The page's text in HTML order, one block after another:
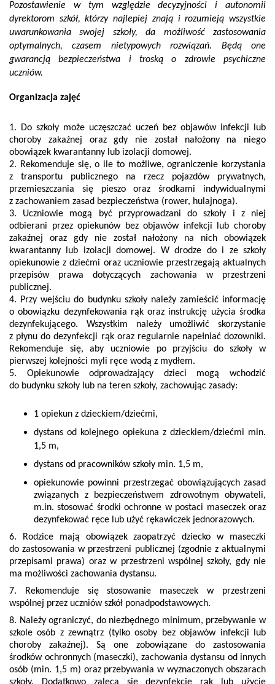
Pozostawienie w tym względzie decyzyjności i autonomii
dyrektorom szkół, którzy najlepiej znają i rozumieją wszystkie
uwarunkowania swojej szkoły, da możliwość zastosowania
optymalnych, czasem nietypowych rozwiązań. Będą one
gwarancją bezpieczeństwa i troską o zdrowie psychiczne
uczniów.
Organizacja zajęć
1. Do szkoły może uczęszczać uczeń bez objawów infekcji lub
choroby zakaźnej oraz gdy nie został nałożony na niego
obowiązek kwarantanny lub izolacji domowej.
2. Rekomenduje się, o ile to możliwe, ograniczenie korzystania
z transportu publicznego na rzecz pojazdów prywatnych,
przemieszczania się pieszo oraz środkami indywidualnymi
z zachowaniem zasad bezpieczeństwa (rower, hulajnoga).
3. Uczniowie mogą być przyprowadzani do szkoły i z niej
odbierani przez opiekunów bez objawów infekcji lub choroby
zakaźnej oraz gdy nie został nałożony na nich obowiązek
kwarantanny lub izolacji domowej. W drodze do i ze szkoły
opiekunowie z dziećmi oraz uczniowie przestrzegają aktualnych
przepisów prawa dotyczących zachowania w przestrzeni
publicznej.
4. Przy wejściu do budynku szkoły należy zamieścić informację
o obowiązku dezynfekowania rąk oraz instrukcję użycia środka
dezynfekującego. Wszystkim należy umożliwić skorzystanie
z płynu do dezynfekcji rąk oraz regularnie napełniać dozowniki.
Rekomenduje się, aby uczniowie po przyjściu do szkoły w
pierwszej kolejności myli ręce wodą z mydłem.
5. Opiekunowie odprowadzający dzieci mogą wchodzić
do budynku szkoły lub na teren szkoły, zachowując zasady:
1 opiekun z dzieckiem/dziećmi,
dystans od kolejnego opiekuna z dzieckiem/dziećmi min.
1,5 m,
dystans od pracowników szkoły min. 1,5 m,
opiekunowie powinni przestrzegać obowiązujących zasad
związanych z bezpieczeństwem zdrowotnym obywateli,
m.in. stosować środki ochronne w postaci maseczek oraz
dezynfekować ręce lub użyć rękawiczek jednorazowych.
6. Rodzice mają obowiązek zaopatrzyć dziecko w maseczki
do zastosowania w przestrzeni publicznej (zgodnie z aktualnymi
przepisami prawa) oraz w przestrzeni wspólnej szkoły, gdy nie
ma możliwości zachowania dystansu.
7. Rekomenduje się stosowanie maseczek w przestrzeni
wspólnej przez uczniów szkół ponadpodstawowych.
8. Należy ograniczyć, do niezbędnego minimum, przebywanie w
szkole osób z zewnątrz (tylko osoby bez objawów infekcji lub
choroby zakaźnej). Są one zobowiązane do zastosowania
środków ochronnych (maseczki), zachowania dystansu od innych
osób (min. 1,5 m) oraz przebywania w wyznaczonych obszarach